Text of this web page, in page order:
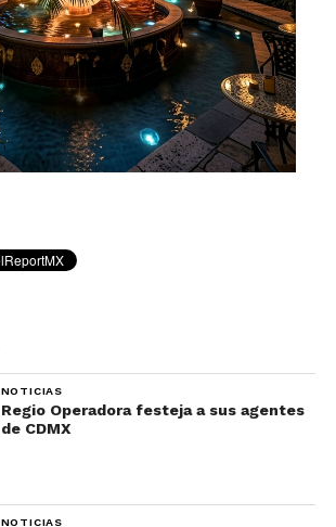
NOTICIAS
Regio Operadora festeja a sus agentes
de CDMX
NOTICIAS